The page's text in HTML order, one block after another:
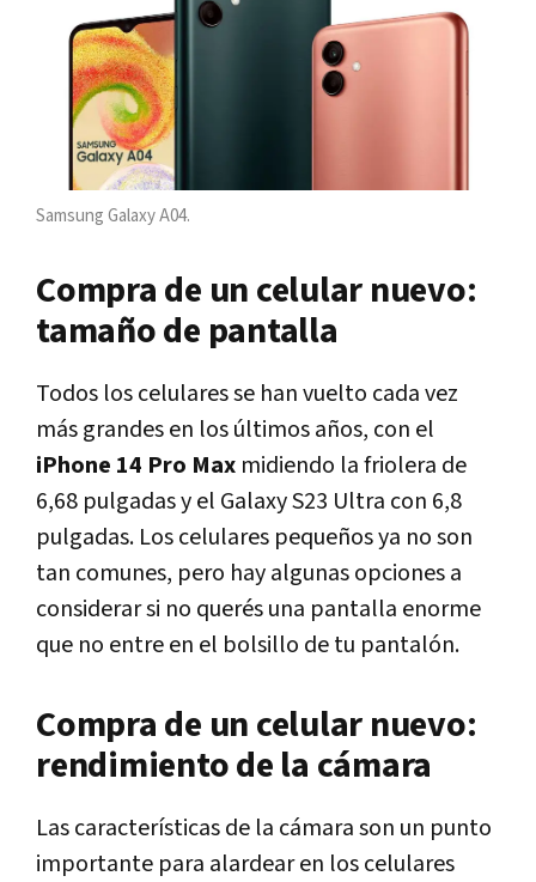
Samsung Galaxy A04.
Compra de un celular nuevo:
tamaño de pantalla
Todos los celulares se han vuelto cada vez
más grandes en los últimos años, con el
iPhone 14 Pro Max midiendo la friolera de
6,68 pulgadas y el Galaxy S23 Ultra con 6,8
pulgadas. Los celulares pequeños ya no son
tan comunes, pero hay algunas opciones a
considerar si no querés una pantalla enorme
que no entre en el bolsillo de tu pantalón.
Compra de un celular nuevo:
rendimiento de la cámara
Las características de la cámara son un punto
importante para alardear en los celulares